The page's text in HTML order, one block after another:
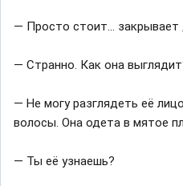
— Просто стоит… закрывает
— Странно. Как она
— Не могу разглядеть её
волосы. Она одета в мятое
— Ты её узнаешь?